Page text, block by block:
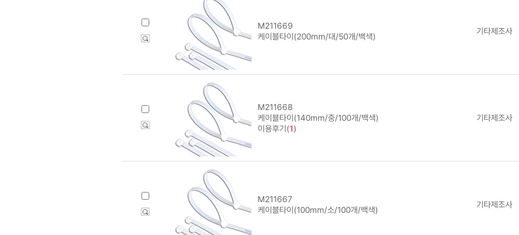
M211669
케이블타이(200mm/대/50개/백색)
기타제조사
M211668
케이블타이(140mm/중/100개/백색)
이용후기(1)
기타제조사
M211667
케이블타이(100mm/소/100개/백색)
기타제조사